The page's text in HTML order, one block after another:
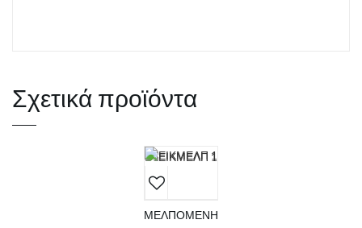
Σχετικά προϊόντα
ΜΕΛΠΟΜΕΝΗ